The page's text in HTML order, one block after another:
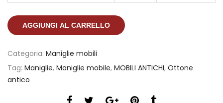
AGGIUNGI AL CARRELLO
Categoria: Maniglie mobili
Tag: Maniglie, Maniglie mobile, MOBILI ANTICHI, Ottone
antico